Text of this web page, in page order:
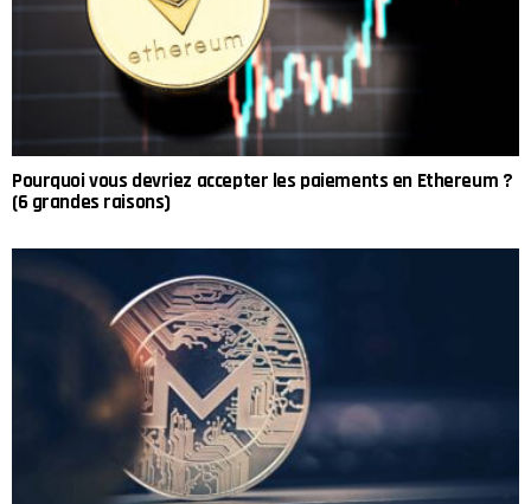
Pourquoi vous devriez accepter les paiements en Ethereum ?
(6 grandes raisons)